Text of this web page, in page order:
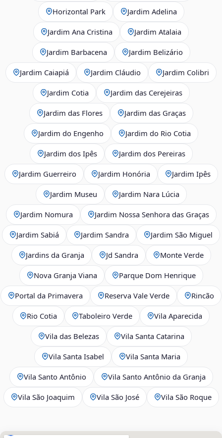
Horizontal Park Jardim Adelina
Jardim Ana Cristina Jardim Atalaia
Jardim Barbacena Jardim Belizário
Jardim Caiapiá Jardim Cláudio Jardim Colibri
Jardim Cotia Jardim das Cerejeiras
Jardim das Flores Jardim das Graças
Jardim do Engenho Jardim do Rio Cotia
Jardim dos Ipês Jardim dos Pereiras
Jardim Guerreiro Jardim Honória Jardim Ipês
Jardim Museu Jardim Nara Lúcia
Jardim Nomura Jardim Nossa Senhora das Graças
Jardim Sabiá Jardim Sandra Jardim São Miguel
Jardins da Granja Jd Sandra Monte Verde
Nova Granja Viana Parque Dom Henrique
Portal da Primavera Reserva Vale Verde Rincão
Rio Cotia Taboleiro Verde Vila Aparecida
Vila das Belezas Vila Santa Catarina
Vila Santa Isabel Vila Santa Maria
Vila Santo Antônio Vila Santo Antônio da Granja
Vila São Joaquim Vila São José Vila São Roque